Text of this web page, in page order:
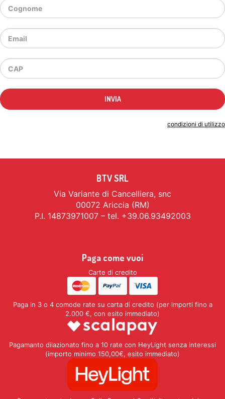
condizioni di utilizzo
BTV SRL
Via Variante di Cancelliera, snc
00072 Ariccia (RM)
P.I. 14873971007 – tel. +39.06.93492003
Paga come vuoi
Carte di credito
Paga in 3 o 4 comode rate su carta di credito (per importi fino a
2.000 €, con esito immediato)
Pagamanto dilazionato fino a 10 rate con HeyLight senza interessi
(importo minimo 150,00€, esito immediato)